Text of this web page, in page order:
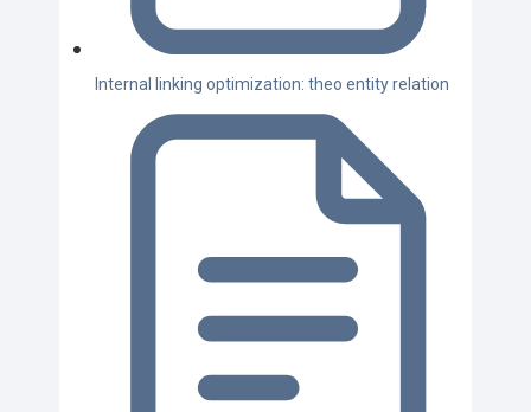
Internal linking optimization: theo entity relation